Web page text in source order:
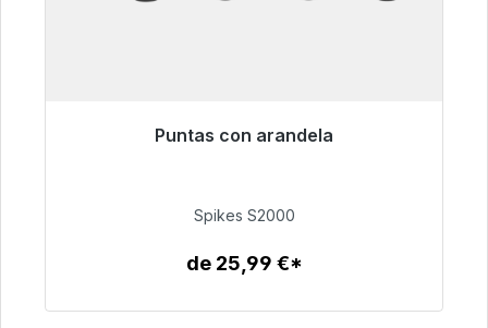
Puntas con arandela
Listo para envío inmediato, plazo de entrega
51,49 €
Spikes S2000
de 25,99 €*